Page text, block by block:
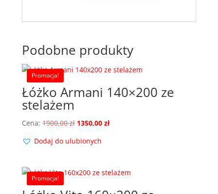
Podobne produkty
Promocja!
Łóżko Armani 140×200 ze
stelażem
Cena: 1900,00zł Pierwotna
wynosiła:
1350,00 złAktualna
Dodaj do ulubionych
Promocja!